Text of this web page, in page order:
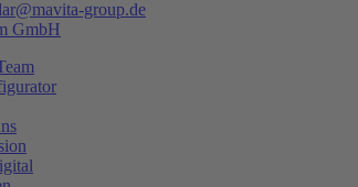
group.de